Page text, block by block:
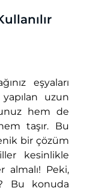
eşyaları
uzun
hem de
taşır. Bu
bir çözüm
kesinlikle
almalı! Peki,
Bu konuda